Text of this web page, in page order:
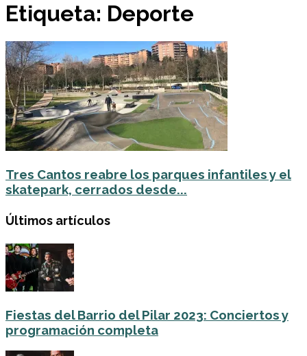
Etiqueta: Deporte
Tres Cantos reabre los parques infantiles y el
skatepark, cerrados desde...
Últimos artículos
Fiestas del Barrio del Pilar 2023: Conciertos y
programación completa